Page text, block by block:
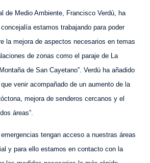
de Medio Ambiente, Francisco Verdú, ha
estamos trabajando para poder
la mejora de aspectos necesarios en temas
de zonas como el paraje de La
de San Cayetano”. Verdú ha añadido
venir acompañado de un aumento de la
mejora de senderos cercanos y el
áreas”.
tengan acceso a nuestras áreas
y para ello estamos en contacto con la